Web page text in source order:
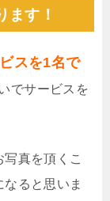
ます！
スを1名で
でサービスを
真を頂くこ
ると思いま